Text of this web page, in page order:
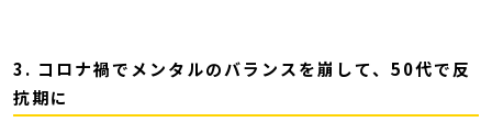
3. コロナ禍でメンタルのバランスを崩して、50代で反
抗期に